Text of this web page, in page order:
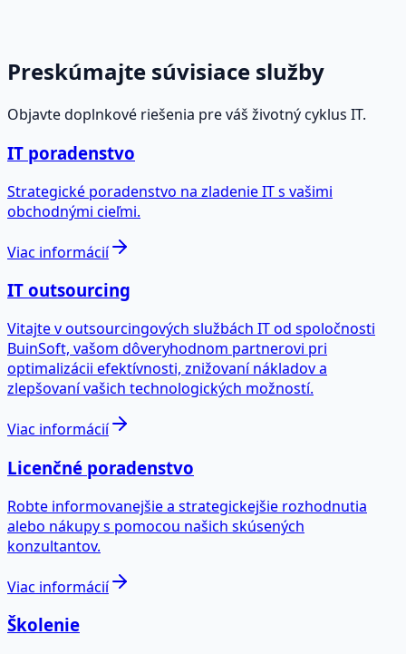
Preskúmajte súvisiace služby
Objavte doplnkové riešenia pre váš životný cyklus IT.
IT poradenstvo
Strategické poradenstvo na zladenie IT s vašimi
obchodnými cieľmi.
Viac informácií
IT outsourcing
Vitajte v outsourcingových službách IT od spoločnosti
BuinSoft, vašom dôveryhodnom partnerovi pri
optimalizácii efektívnosti, znižovaní nákladov a
zlepšovaní vašich technologických možností.
Viac informácií
Licenčné poradenstvo
Robte informovanejšie a strategickejšie rozhodnutia
alebo nákupy s pomocou našich skúsených
konzultantov.
Viac informácií
Školenie